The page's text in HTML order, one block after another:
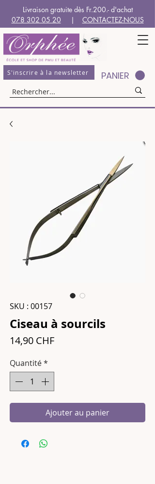
Livraison gratuite dès Fr.200.- d'achat
078 302 05 20 | CONTACTEZ-NOUS
S'inscrire à la newsletter PANIER
SKU : 00157
Ciseau à sourcils
14,90 CHFPrix
Quantité*
Ajouter au panier